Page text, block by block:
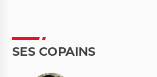
SES COPAINS